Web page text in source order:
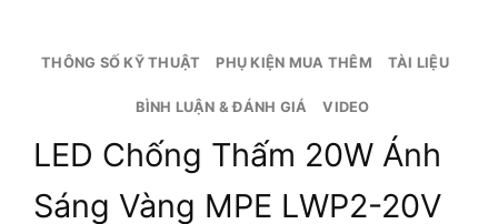
THÔNG SỐ KỸ THUẬT PHỤ KIỆN MUA THÊM TÀI LIỆU
BÌNH LUẬN & ĐÁNH GIÁ VIDEO
LED Chống Thấm 20W Ánh
Sáng Vàng MPE LWP2-20V